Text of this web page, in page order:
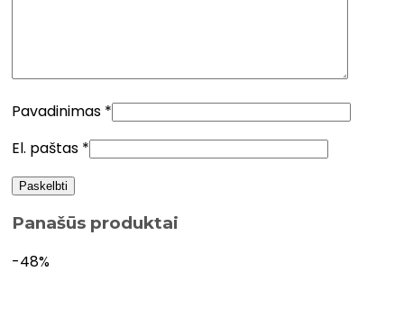
Pavadinimas *
El. paštas *
Panašūs produktai
-48%